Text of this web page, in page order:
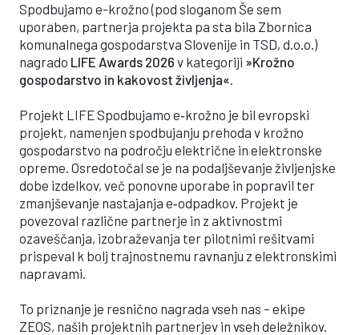
Spodbujamo e-krožno (pod sloganom Še sem
uporaben, partnerja projekta pa sta bila Zbornica
komunalnega gospodarstva Slovenije in TSD, d.o.o.)
nagrado LIFE Awards 2026 v kategoriji »Krožno
gospodarstvo in kakovost življenja«.
Projekt LIFE Spodbujamo e‑krožno je bil evropski
projekt, namenjen spodbujanju prehoda v krožno
gospodarstvo na področju električne in elektronske
opreme. Osredotočal se je na podaljševanje življenjske
dobe izdelkov, več ponovne uporabe in popravil ter
zmanjševanje nastajanja e‑odpadkov. Projekt je
povezoval različne partnerje in z aktivnostmi
ozaveščanja, izobraževanja ter pilotnimi rešitvami
prispeval k bolj trajnostnemu ravnanju z elektronskimi
napravami.
To priznanje je resnično nagrada vseh nas – ekipe
ZEOS, naših projektnih partnerjev in vseh deležnikov.